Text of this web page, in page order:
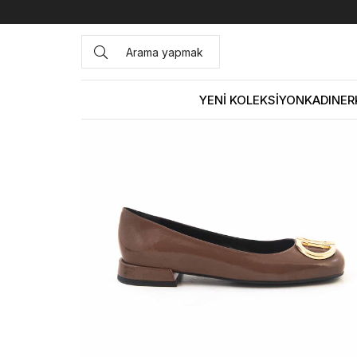
YENİ KOLEKSİYONKADIN
Anasayfa KADIN AYAKKABI Günlük Rouge Kadın